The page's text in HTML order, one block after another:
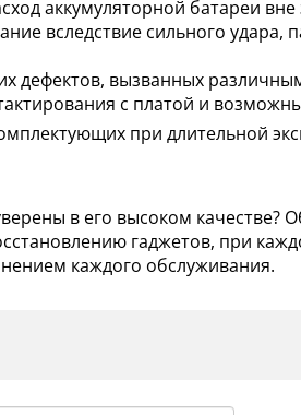
аккумуляторной батареи
вследствие сильного удара,
дефектов, вызванных
с платой и
при длительной
в его высоком качестве?
гаджетов, при
каждого обслуживания.